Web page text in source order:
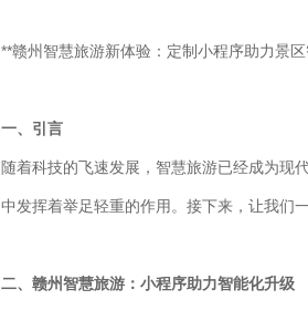
**赣州智慧旅游新体验：定制小程序助力景
一、引言
随着科技的飞速发展，智慧旅游已经成为现
中发挥着举足轻重的作用。接下来，让我们
二、赣州智慧旅游：小程序助力智能化升级